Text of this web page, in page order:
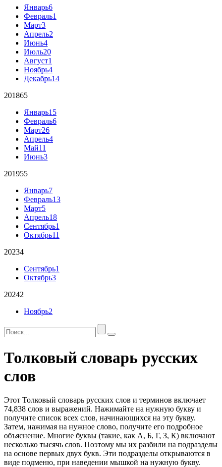
Январь6
Февраль1
Март3
Апрель2
Июнь4
Июль20
Август1
Ноябрь4
Декабрь14
201865
Январь15
Февраль6
Март26
Апрель4
Май11
Июнь3
201955
Январь7
Февраль13
Март5
Апрель18
Сентябрь1
Октябрь11
20234
Сентябрь1
Октябрь3
20242
Ноябрь2
Толковый словарь русских
слов
Этот Толковый словарь русских слов и терминов включает
74,838 слов и выражений. Нажимайте на нужную букву и
получите список всех слов, начинающихся на эту букву.
Затем, нажимая на нужное слово, получите его подробное
объяснение. Многие буквы (такие, как А, Б, Г, З, К) включают
несколько тысячь слов. Поэтому мы их разбили на подразделы
на основе первых двух букв. Эти подразделы открываются в
виде подменю, при наведении мышкой на нужную букву.